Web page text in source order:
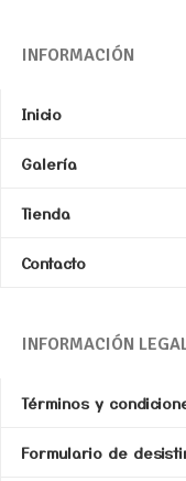
INFORMACIÓN
Inicio
Galería
Tienda
Contacto
INFORMACIÓN
Términos y
Formulario de